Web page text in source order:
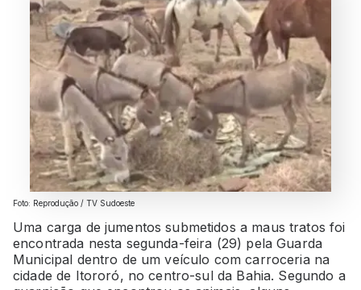
Foto: Reprodução / TV Sudoeste
Uma carga de jumentos submetidos a maus tratos foi
encontrada nesta segunda-feira (29) pela Guarda
Municipal dentro de um veículo com carroceria na
cidade de Itororó, no centro-sul da Bahia. Segundo a